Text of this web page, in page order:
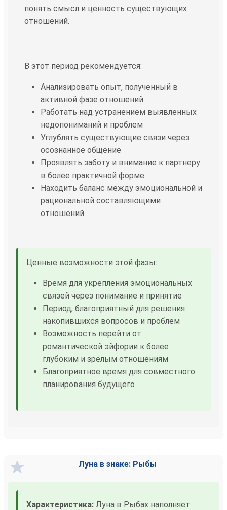
понять смысл и ценность существующих
отношений.
В этот период рекомендуется:
Анализировать опыт, полученный в
активной фазе отношений
Работать над устранением выявленных
недопониманий и проблем
Углублять существующие связи через
осознанное общение
Проявлять заботу и внимание к партнеру
в более практичной форме
Находить баланс между эмоциональной и
рациональной составляющими
отношений
Ценные возможности этой фазы:
Время для укрепления эмоциональных
связей через понимание и принятие
Период, благоприятный для решения
накопившихся вопросов и проблем
Возможность перейти от
романтической эйфории к более
глубоким и зрелым отношениям
Благоприятное время для совместного
планирования будущего
Луна в знаке: Рыбы
Характеристика: Луна в Рыбах наполняет